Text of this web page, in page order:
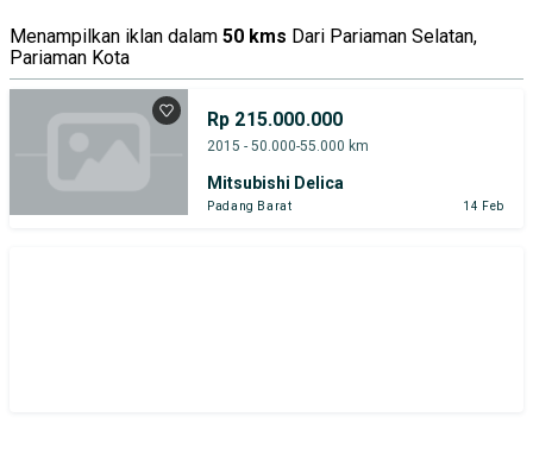
Menampilkan iklan dalam 50 kms Dari Pariaman Selatan,
Pariaman Kota
Rp 215.000.000
2015 - 50.000-55.000 km
Mitsubishi Delica
Padang Barat 14 Feb